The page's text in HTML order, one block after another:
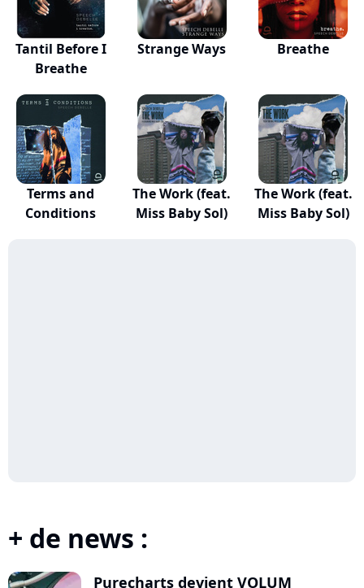
Tantil Before I
Breathe
Strange Ways Breathe
Terms and
Conditions
The Work (feat.
Miss Baby Sol)
The Work (feat.
Miss Baby Sol)
+ de news :
Purecharts devient VOLUM